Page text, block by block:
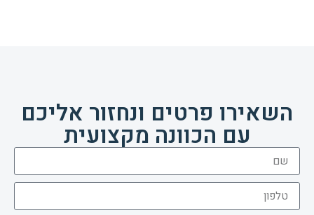
השאירו פרטים ונחזור אליכם
עם הכוונה מקצועית